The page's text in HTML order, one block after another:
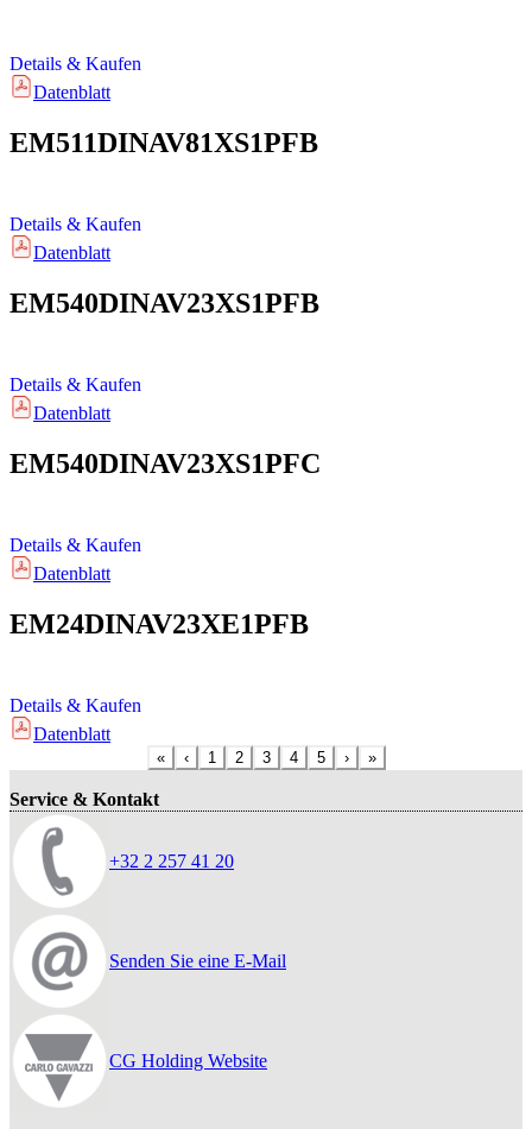
Details & Kaufen
Datenblatt
EM511DINAV81XS1PFB
Details & Kaufen
Datenblatt
EM540DINAV23XS1PFB
Details & Kaufen
Datenblatt
EM540DINAV23XS1PFC
Details & Kaufen
Datenblatt
EM24DINAV23XE1PFB
Details & Kaufen
Datenblatt
« ‹ 1 2 3 4 5 › »
Service & Kontakt
+32 2 257 41 20
Senden Sie eine E-Mail
CG Holding Website